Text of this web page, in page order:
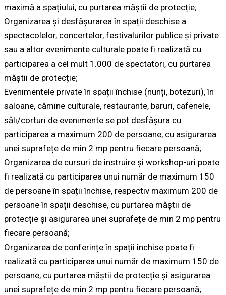
maximă a spațiului, cu purtarea măștii de protecție;
Organizarea și desfășurarea în spații deschise a
spectacolelor, concertelor, festivalurilor publice și private
sau a altor evenimente culturale poate fi realizată cu
participarea a cel mult 1.000 de spectatori, cu purtarea
măștii de protecție;
Evenimentele private în spații închise (nunți, botezuri), în
saloane, cămine culturale, restaurante, baruri, cafenele,
săli/corturi de evenimente se pot desfășura cu
participarea a maximum 200 de persoane, cu asigurarea
unei suprafețe de min 2 mp pentru fiecare persoană;
Organizarea de cursuri de instruire și workshop-uri poate
fi realizată cu participarea unui număr de maximum 150
de persoane în spații închise, respectiv maximum 200 de
persoane în spații deschise, cu purtarea măștii de
protecție și asigurarea unei suprafețe de min 2 mp pentru
fiecare persoană;
Organizarea de conferințe în spații închise poate fi
realizată cu participarea unui număr de maximum 150 de
persoane, cu purtarea măștii de protecție și asigurarea
unei suprafețe de min 2 mp pentru fiecare persoană;